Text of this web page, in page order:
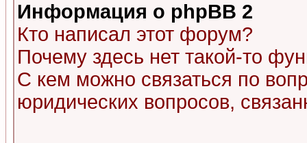
Информация о phpBB 2
Кто написал этот форум?
Почему здесь нет такой-то
С кем можно связаться по
юридических вопросов,